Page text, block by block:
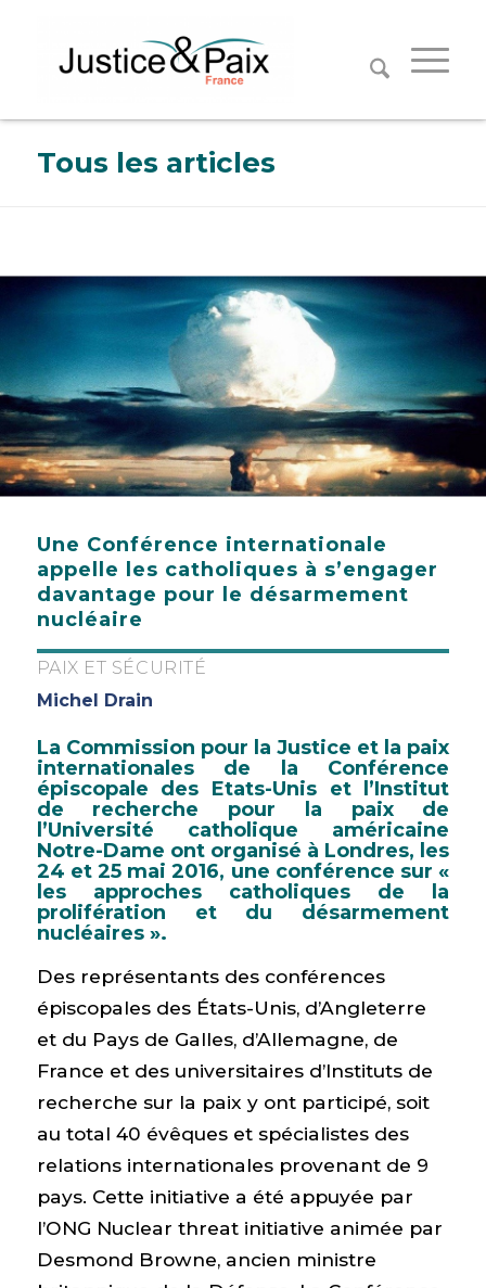
Tous les articles
Une Conférence internationale
appelle les catholiques à s’engager
davantage pour le désarmement
nucléaire
PAIX ET SÉCURITÉ
Michel Drain
La Commission pour la Justice et la paix
internationales de la Conférence
épiscopale des Etats-Unis et l’Institut
de recherche pour la paix de
l’Université catholique américaine
Notre-Dame ont organisé à Londres, les
24 et 25 mai 2016, une conférence sur «
les approches catholiques de la
prolifération et du désarmement
nucléaires ».
Des représentants des conférences
épiscopales des États-Unis, d’Angleterre
et du Pays de Galles, d’Allemagne, de
France et des universitaires d’Instituts de
recherche sur la paix y ont participé, soit
au total 40 évêques et spécialistes des
relations internationales provenant de 9
pays. Cette initiative a été appuyée par
l’ONG Nuclear threat initiative animée par
Desmond Browne, ancien ministre